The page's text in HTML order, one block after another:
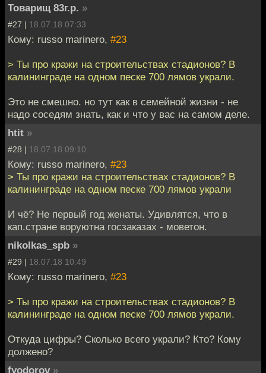
Товарищ 83г.р. »
#27 | 18.07.18 07:33
Кому: russo marinero, #23
> Ты про кражи на строительствах стадионов? В
калининграде на одном песке 700 лямов украли.
Это не смешно. но тут как в семейной жизни - не
надо соседям знать, как и что у вас на самом деле.
htit »
#28 | 18.07.18 09:10
Кому: russo marinero, #23
> Ты про кражи на строительствах стадионов? В
калининграде на одном песке 700 лямов украли
И чё? Не первый год женаты. Удивлятся, что в
кап.стране воруютна госзаказах - моветон.
nikolkas_spb »
#29 | 18.07.18 10:49
Кому: russo marinero, #23
> Ты про кражи на строительствах стадионов? В
калининграде на одном песке 700 лямов украли.
Откуда цифры? Сколько всего украли? Кто? Кому
должено?
fyodorov »